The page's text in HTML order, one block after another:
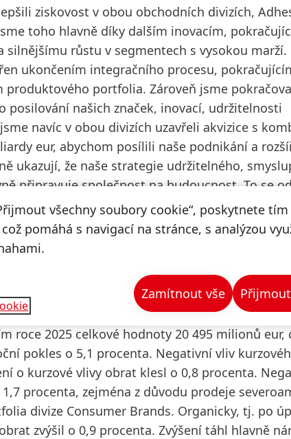
ziskovost v obou obchodních divizích,
toho hlavně díky dalším inovacím,
růstu v segmentech s vysokou marží.
ukončením integračního procesu,
produktového portfolia. Zároveň jsme
našich značek, inovací, udržitelnosti
navíc v obou divizích uzavřeli akvizice s
eur, abychom posílili naše podnikání a
ukazují, že naše strategie udržitelného,
připravuje společnost na budoucnost. To se
očekáváme další růst obratu a zisku,
všem zaměstnancům za jejich
opět úspěšně provedli naši společnost
za finanční rok 2025
roce 2025 celkové hodnoty 20 495 milionů eur,
pokles o 5,1 procenta. Negativní vliv
o kurzové vlivy obrat klesl o 0,8 procenta.
procenta, zejména z důvodu prodeje
divize Consumer Brands. Organicky, tj. po
zvýšil o 0,9 procenta. Zvýšení táhl hlavně
všechny soubory cookie“, poskytnete
pomáhá s navigací na stránce, s analýzou
Zamítnout vše